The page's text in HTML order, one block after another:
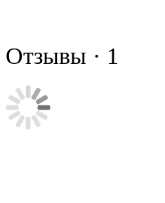
Отзывы · 1